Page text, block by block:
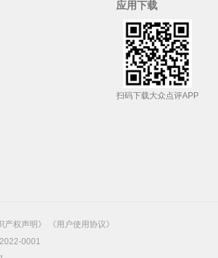
应用下载
扫码下载大众点评APP
产权声明》
《用户使用协议》
0001